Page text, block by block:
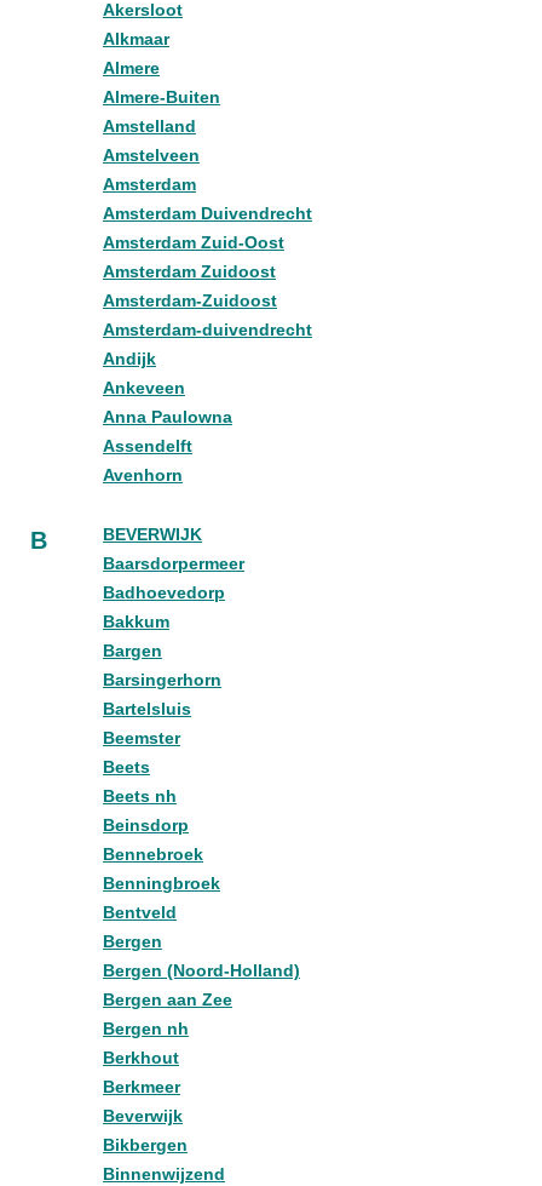
Akersloot
Alkmaar
Almere
Almere-Buiten
Amstelland
Amstelveen
Amsterdam
Amsterdam Duivendrecht
Amsterdam Zuid-Oost
Amsterdam Zuidoost
Amsterdam-Zuidoost
Amsterdam-duivendrecht
Andijk
Ankeveen
Anna Paulowna
Assendelft
Avenhorn
B
BEVERWIJK
Baarsdorpermeer
Badhoevedorp
Bakkum
Bargen
Barsingerhorn
Bartelsluis
Beemster
Beets
Beets nh
Beinsdorp
Bennebroek
Benningbroek
Bentveld
Bergen
Bergen (Noord-Holland)
Bergen aan Zee
Bergen nh
Berkhout
Berkmeer
Beverwijk
Bikbergen
Binnenwijzend